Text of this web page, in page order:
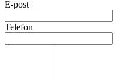
E-post
Telefon